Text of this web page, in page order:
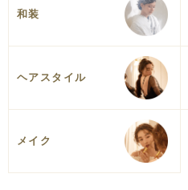
和装
ヘアスタイル
メイク